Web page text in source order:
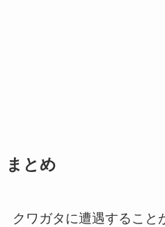
まとめ
クワガタに遭遇すること